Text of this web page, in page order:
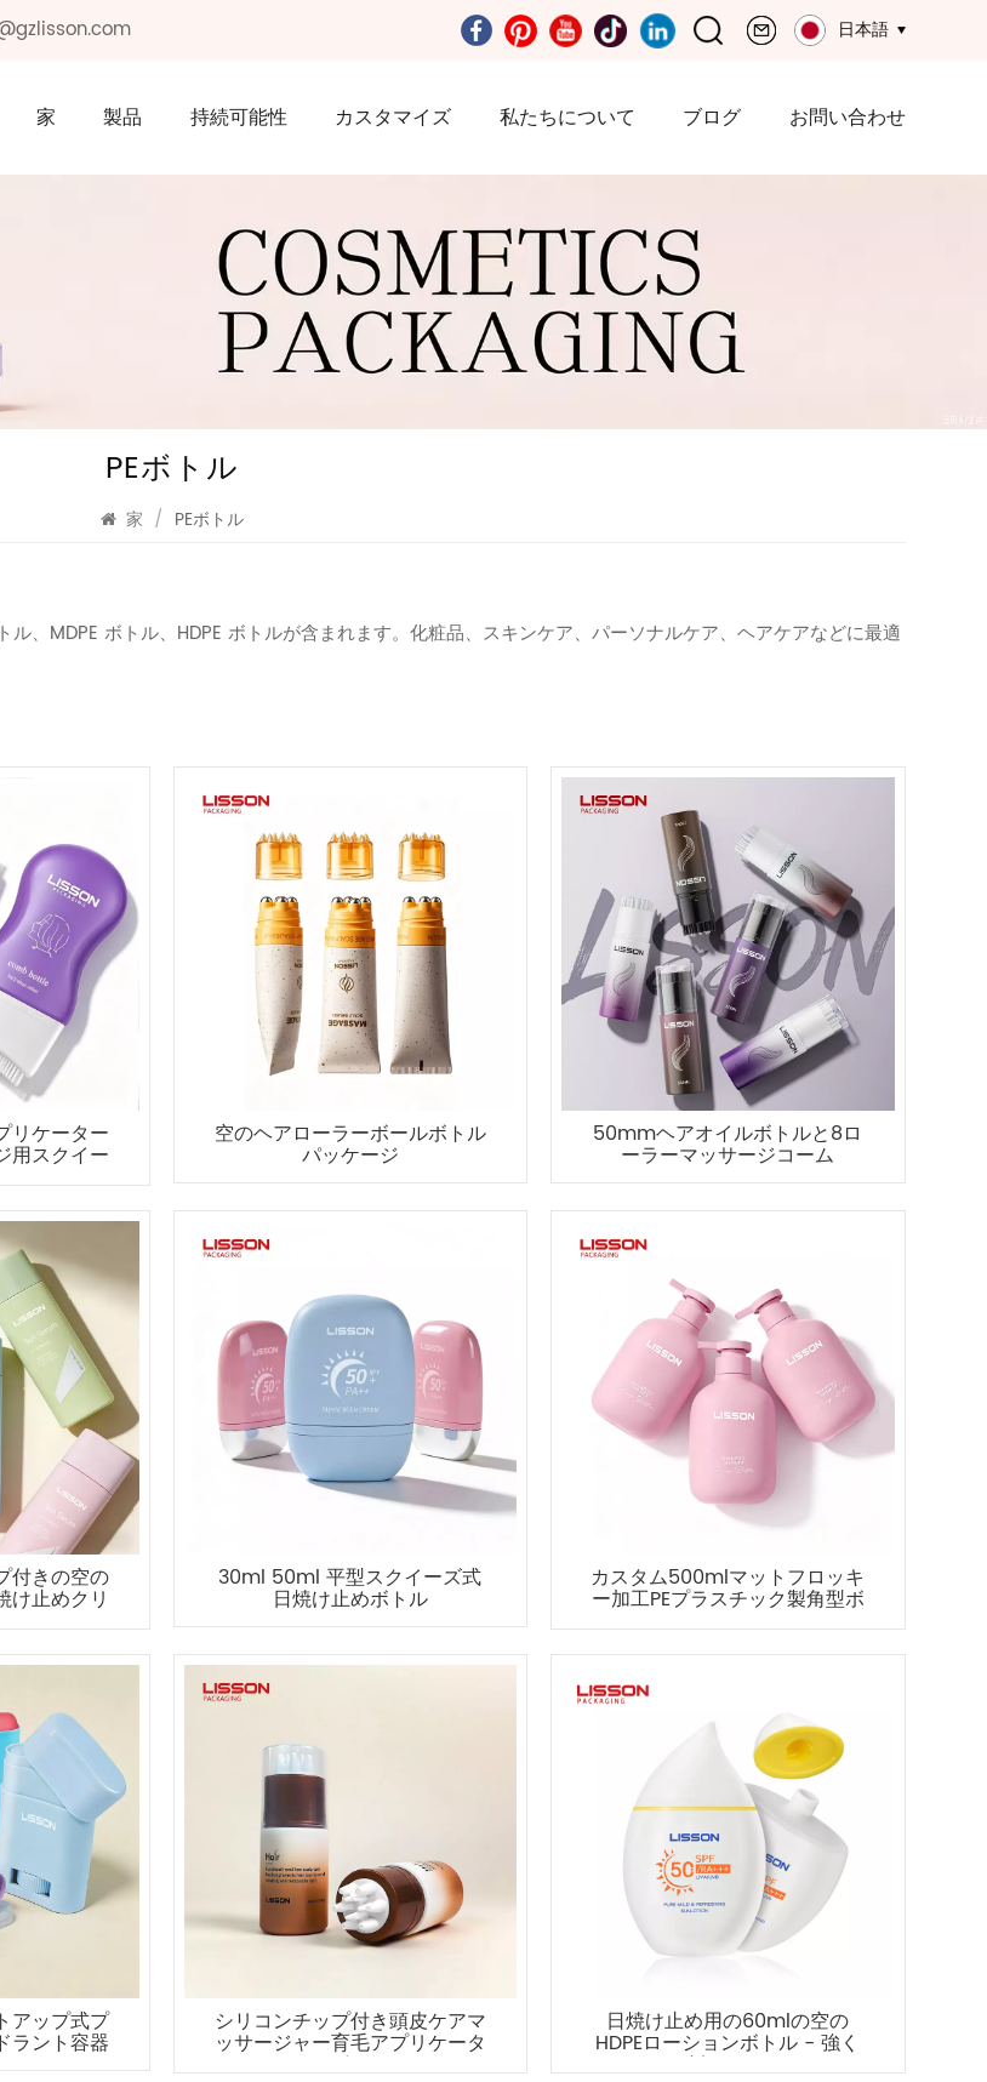
日本語
家 製品 持続可能性 カスタマイズ 私たちについて ブログ お問い合わせ
PEボトル
家 / PEボトル
ル、MDPE ボトル、HDPE ボトルが含まれます。化粧品、スキンケア、パーソナルケア、ヘアケアなどに最適
リケーター
用スクイー
空のヘアローラーボールボトル
パッケージ
50mmヘアオイルボトルと8ロ
ーラーマッサージコーム
付きの空の
け止めクリ
30ml 50ml 平型スクイーズ式
日焼け止めボトル
カスタム500mlマットフロッキ
ー加工PEプラスチック製角型ボ
トル
アップ式プ
ラント容器
シリコンチップ付き頭皮ケアマ
ッサージャー育毛アプリケータ
ーボトル
日焼け止め用の60mlの空の
HDPEローションボトル - 強く
お勧めします